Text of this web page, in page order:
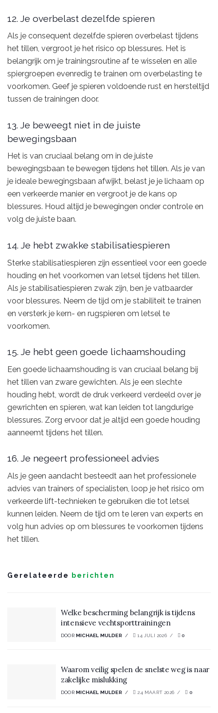
12. Je overbelast dezelfde spieren
Als je consequent dezelfde spieren overbelast tijdens
het tillen, vergroot je het risico op blessures. Het is
belangrijk om je trainingsroutine af te wisselen en alle
spiergroepen evenredig te trainen om overbelasting te
voorkomen. Geef je spieren voldoende rust en hersteltijd
tussen de trainingen door.
13. Je beweegt niet in de juiste
bewegingsbaan
Het is van cruciaal belang om in de juiste
bewegingsbaan te bewegen tijdens het tillen. Als je van
je ideale bewegingsbaan afwijkt, belast je je lichaam op
een verkeerde manier en vergroot je de kans op
blessures. Houd altijd je bewegingen onder controle en
volg de juiste baan.
14. Je hebt zwakke stabilisatiespieren
Sterke stabilisatiespieren zijn essentieel voor een goede
houding en het voorkomen van letsel tijdens het tillen.
Als je stabilisatiespieren zwak zijn, ben je vatbaarder
voor blessures. Neem de tijd om je stabiliteit te trainen
en versterk je kern- en rugspieren om letsel te
voorkomen.
15. Je hebt geen goede lichaamshouding
Een goede lichaamshouding is van cruciaal belang bij
het tillen van zware gewichten. Als je een slechte
houding hebt, wordt de druk verkeerd verdeeld over je
gewrichten en spieren, wat kan leiden tot langdurige
blessures. Zorg ervoor dat je altijd een goede houding
aanneemt tijdens het tillen.
16. Je negeert professioneel advies
Als je geen aandacht besteedt aan het professionele
advies van trainers of specialisten, loop je het risico om
verkeerde lift-technieken te gebruiken die tot letsel
kunnen leiden. Neem de tijd om te leren van experts en
volg hun advies op om blessures te voorkomen tijdens
het tillen.
Gerelateerde berichten
Welke bescherming belangrijk is tijdens
intensieve vechtsporttrainingen
DOOR MICHAEL MULDER 14 JULI 2026 0
Waarom veilig spelen de snelste weg is naar
zakelijke mislukking
DOOR MICHAEL MULDER 24 MAART 2026 0